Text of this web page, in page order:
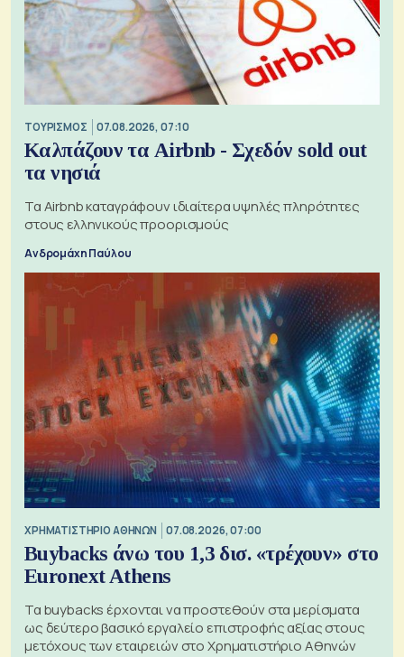
ΤΟΥΡΙΣΜΟΣ 07.08.2026, 07:10
Καλπάζουν τα Airbnb - Σχεδόν sold out
τα νησιά
Τα Airbnb καταγράφουν ιδιαίτερα υψηλές πληρότητες
στους ελληνικούς προορισμούς
Ανδρομάχη Παύλου
XΡΗΜΑΤΙΣΤΗΡΙΟ ΑΘΗΝΩΝ 07.08.2026, 07:00
Buybacks άνω του 1,3 δισ. «τρέχουν» στο
Euronext Athens
Τα buybacks έρχονται να προστεθούν στα μερίσματα
ως δεύτερο βασικό εργαλείο επιστροφής αξίας στους
μετόχους των εταιρειών στο Χρηματιστήριο Αθηνών